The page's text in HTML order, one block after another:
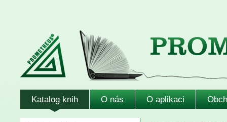
Katalog knih O nás O aplikaci